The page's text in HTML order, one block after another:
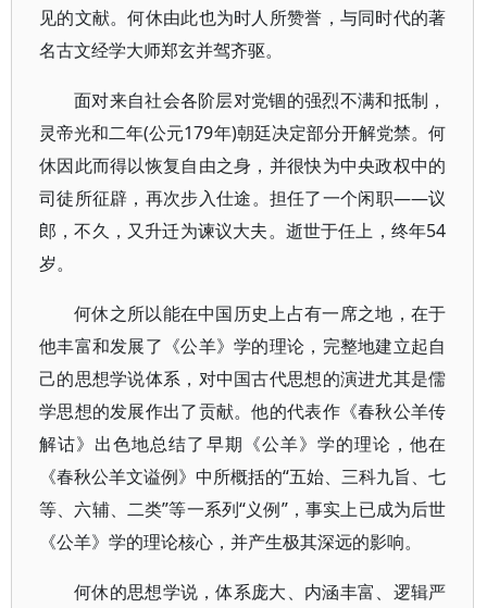
见的文献。何休由此也为时人所赞誉，与同时代的著
名古文经学大师郑玄并驾齐驱。
面对来自社会各阶层对党锢的强烈不满和抵制，
灵帝光和二年(公元179年)朝廷决定部分开解党禁。何
休因此而得以恢复自由之身，并很快为中央政权中的
司徒所征辟，再次步入仕途。担任了一个闲职——议
郎，不久，又升迁为谏议大夫。逝世于任上，终年54
岁。
何休之所以能在中国历史上占有一席之地，在于
他丰富和发展了《公羊》学的理论，完整地建立起自
己的思想学说体系，对中国古代思想的演进尤其是儒
学思想的发展作出了贡献。他的代表作《春秋公羊传
解诂》出色地总结了早期《公羊》学的理论，他在
《春秋公羊文谥例》中所概括的“五始、三科九旨、七
等、六辅、二类”等一系列“义例”，事实上已成为后世
《公羊》学的理论核心，并产生极其深远的影响。
何休的思想学说，体系庞大、内涵丰富、逻辑严